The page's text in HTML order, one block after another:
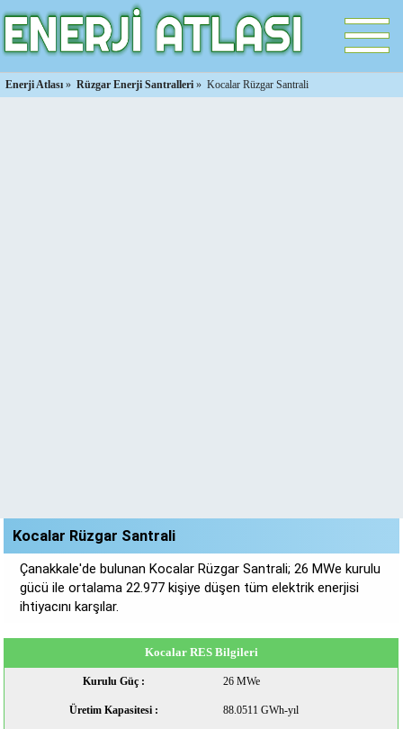
Enerji Atlası » Rüzgar Enerji Santralleri » Kocalar Rüzgar Santrali
Kocalar Rüzgar Santrali
Çanakkale'de bulunan Kocalar Rüzgar Santrali; 26 MWe kurulu
gücü ile ortalama 22.977 kişiye düşen tüm elektrik enerjisi
ihtiyacını karşılar.
Kocalar RES Bilgileri
Kurulu Güç : 26 MWe
Üretim Kapasitesi : 88.0511 GWh-yıl